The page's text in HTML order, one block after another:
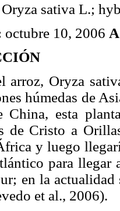
Oryza sativa L.;
octubre 10, 2006
arroz, Oryza
húmedas de
China, esta
de Cristo a
y luego
para llegar
en la
et al., 2006).